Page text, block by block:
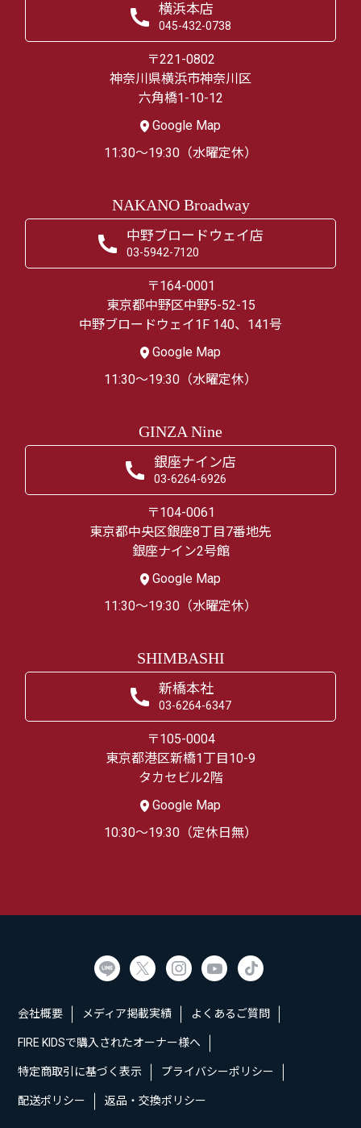
横浜本店
045-432-0738
〒221-0802
神奈川県横浜市神奈川区
六角橋1-10-12
Google Map
11:30～19:30（水曜定休）
NAKANO Broadway
中野ブロードウェイ店
03-5942-7120
〒164-0001
東京都中野区中野5-52-15
中野ブロードウェイ1F 140、141号
Google Map
11:30～19:30（水曜定休）
GINZA Nine
銀座ナイン店
03-6264-6926
〒104-0061
東京都中央区銀座8丁目7番地先
銀座ナイン2号館
Google Map
11:30～19:30（水曜定休）
SHIMBASHI
新橋本社
03-6264-6347
〒105-0004
東京都港区新橋1丁目10-9
タカセビル2階
Google Map
10:30～19:30（定休日無）
会社概要 メディア掲載実績 よくあるご質問
FIRE KIDSで購入されたオーナー様へ
特定商取引に基づく表示 プライバシーポリシー
配送ポリシー 返品・交換ポリシー